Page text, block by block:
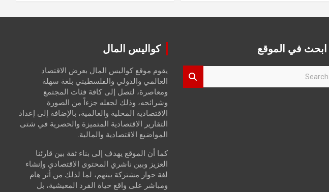
ابحث في الموقع كواليس المال
يقوم موقع كواليس المال بعرض الاقتصاد
العالمي والدولي والفلسطيني بلغة سهلة
ومعاصرة، لتصل إلى كافة فئات المجتمع
وشرائحه، وذلك لجعله جزءاً من الصورة
الاقتصادية المحلية والعالمية، بالإضافة إلى إعداد
التقارير الاقتصادية المتميزة والحصرية في شتى
المواضيع الاقتصادية والمالية.
كما أن الموقع يهدف إلى بناء ثقة بين قارئنا
العزيز وبين ناشري المحتوى الاقتصادي وإنشاء
لغة حوار مشتركة بينهم، لما لذلك من أثر هام
ومباشر على واقع حياة الفرد المعيشية، بل